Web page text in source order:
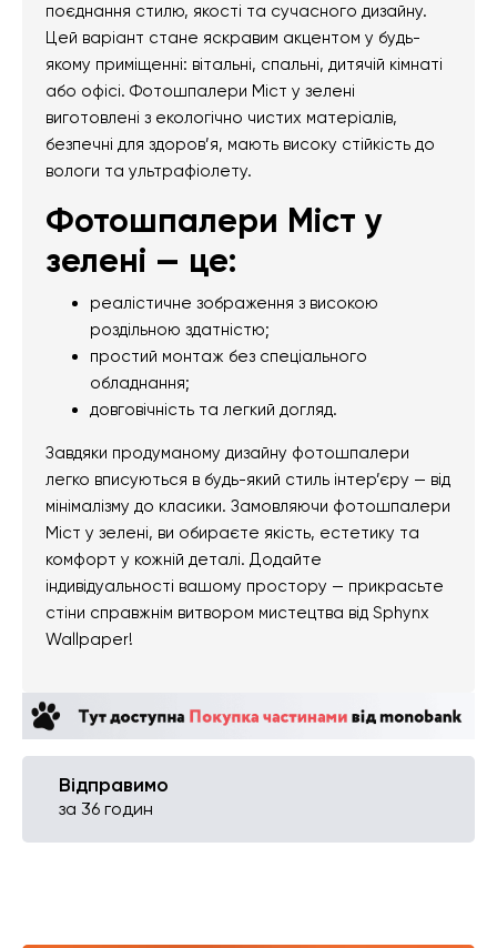
поєднання стилю, якості та сучасного дизайну.
Цей варіант стане яскравим акцентом у будь-
якому приміщенні: вітальні, спальні, дитячій кімнаті
або офісі. Фотошпалери Міст у зелені
виготовлені з екологічно чистих матеріалів,
безпечні для здоров’я, мають високу стійкість до
вологи та ультрафіолету.
Фотошпалери Міст у
зелені — це:
реалістичне зображення з високою
роздільною здатністю;
простий монтаж без спеціального
обладнання;
довговічність та легкий догляд.
Завдяки продуманому дизайну фотошпалери
легко вписуються в будь-який стиль інтер’єру — від
мінімалізму до класики. Замовляючи фотошпалери
Міст у зелені, ви обираєте якість, естетику та
комфорт у кожній деталі. Додайте
індивідуальності вашому простору — прикрасьте
стіни справжнім витвором мистецтва від Sphynx
Wallpaper!
Відправимо
за 36 годин